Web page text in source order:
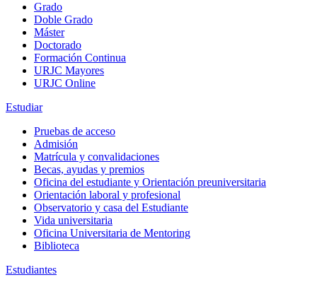
Grado
Doble Grado
Máster
Doctorado
Formación Continua
URJC Mayores
URJC Online
Estudiar
Pruebas de acceso
Admisión
Matrícula y convalidaciones
Becas, ayudas y premios
Oficina del estudiante y Orientación preuniversitaria
Orientación laboral y profesional
Observatorio y casa del Estudiante
Vida universitaria
Oficina Universitaria de Mentoring
Biblioteca
Estudiantes